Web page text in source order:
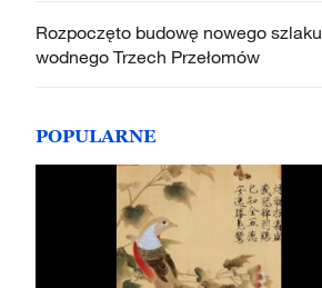
Rozpoczęto budowę nowego szlaku
wodnego Trzech Przełomów
POPULARNE